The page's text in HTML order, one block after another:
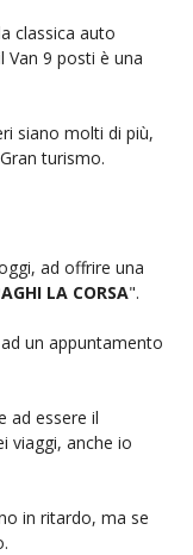
classica auto
Van 9 posti è una
siano molti di più,
turismo.
ad offrire una
LA CORSA".
un appuntamento
ad essere il
viaggi, anche io
in ritardo, ma se